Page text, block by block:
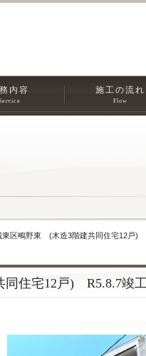
内容 施工の流れ
Flow
東区鴫野東 (木造3階建共同住宅12戸)
住宅12戸) R5.8.7竣